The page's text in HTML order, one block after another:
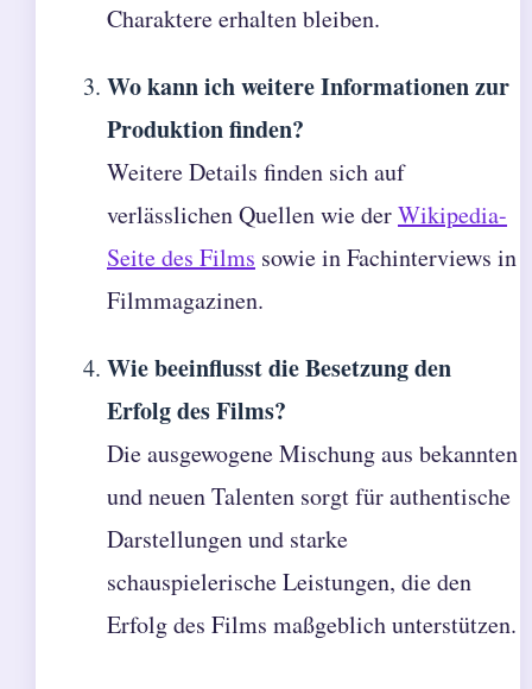
Charaktere erhalten bleiben.
Wo kann ich weitere Informationen zur
Produktion finden?
Weitere Details finden sich auf
verlässlichen Quellen wie derWikipedia-
Seite des Films sowie in Fachinterviews in
Filmmagazinen.
Wie beeinflusst die Besetzung den
Erfolg des Films?
Die ausgewogene Mischung aus bekannten
und neuen Talenten sorgt für authentische
Darstellungen und starke
schauspielerische Leistungen, die den
Erfolg des Films maßgeblich unterstützen.